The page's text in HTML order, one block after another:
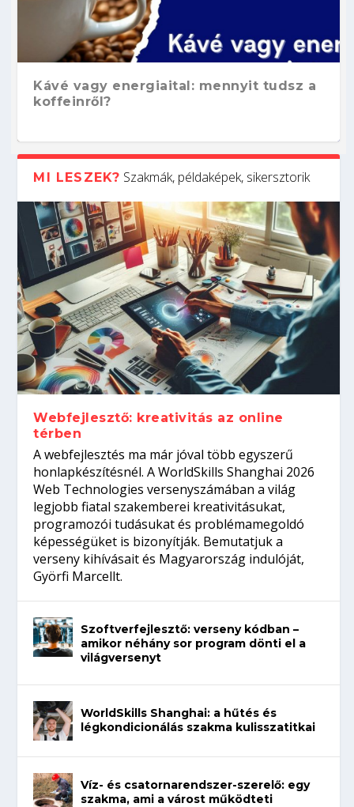
Kávé vagy energiaital: mennyit tudsz a
koffeinről?
Hogyan készíts ATS-barát önéletrajzot?
Így növelheted az esélyedet az
állásinterjúra...
Kitalálod, mire használják ezeket a
gépeket?
Nem sikerült az egyetemi felvételi?
Tanulj szakmát!
Szoftverfejlesztő: verseny kódban –
amikor néhány sor program dönti el a
világversenyt...
MI LESZEK? Szakmák, példaképek, sikersztorik
Webfejlesztő: kreativitás az online
térben
A webfejlesztés ma már jóval több egyszerű
honlapkészítésnél. A WorldSkills Shanghai 2026
Web Technologies versenyszámában a világ
legjobb fiatal szakemberei kreativitásukat,
programozói tudásukat és problémamegoldó
képességüket is bizonyítják. Bemutatjuk a
verseny kihívásait és Magyarország indulóját,
Györfi Marcellt.
Szoftverfejlesztő: verseny kódban –
amikor néhány sor program dönti el a
világversenyt
WorldSkills Shanghai: a hűtés és
légkondicionálás szakma kulisszatitkai
Víz- és csatornarendszer-szerelő: egy
szakma, ami a várost működteti